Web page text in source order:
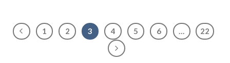
1 2 3 4 5 6 22